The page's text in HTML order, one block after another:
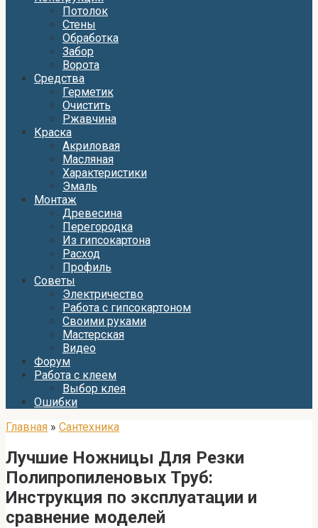
Потолок
Стены
Обработка
Забор
Ворота
Средства
Герметик
Очистить
Ржавчина
Краска
Акриловая
Масляная
Характеристики
Эмаль
Монтаж
Древесина
Перегородка
Из гипсокартона
Расход
Профиль
Советы
Электричество
Работа с гипсокартоном
Своими руками
Мастерская
Видео
Форум
Работа с клеем
Выбор клея
Ошибки
Главная » Сантехника
Лучшие Ножницы Для Резки
Полипропиленовых Труб:
Инструкция по эксплуатации и
сравнение моделей